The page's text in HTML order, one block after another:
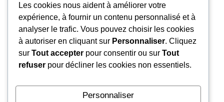
ARTICLE RÉCENT
Plus
AIDE
Les cookies nous aident à améliorer votre
expérience, à fournir un contenu personnalisé et à
analyser le trafic. Vous pouvez choisir les cookies
à autoriser en cliquant sur Personnaliser. Cliquez
sur Tout accepter pour consentir ou sur Tout
refuser pour décliner les cookies non essentiels.
Personnaliser